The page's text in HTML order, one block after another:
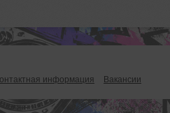
информация Вакансии